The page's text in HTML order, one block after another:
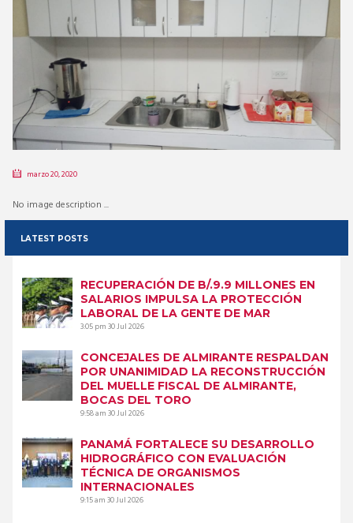
marzo 20, 2020
No image description ...
LATEST POSTS
RECUPERACIÓN DE B/.9.9 MILLONES EN
SALARIOS IMPULSA LA PROTECCIÓN
LABORAL DE LA GENTE DE MAR
3:05 pm30 Jul 2026
CONCEJALES DE ALMIRANTE RESPALDAN
POR UNANIMIDAD LA RECONSTRUCCIÓN
DEL MUELLE FISCAL DE ALMIRANTE,
BOCAS DEL TORO
9:58 am30 Jul 2026
PANAMÁ FORTALECE SU DESARROLLO
HIDROGRÁFICO CON EVALUACIÓN
TÉCNICA DE ORGANISMOS
INTERNACIONALES
9:15 am30 Jul 2026